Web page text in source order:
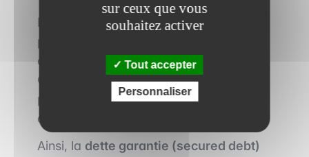
En fonction du risque qu'est prêt à
prendre le prêteur, ce dernier peut
decider d'adosser la dette à des actifs.
Cela lui permet de s'assurer qu'il ne pert
pas tout en cas de liquidation de son
client.
Ainsi, la dette garantie (secured debt)
sur ceux que vous
souhaitez activer
Tout accepter
Personnaliser